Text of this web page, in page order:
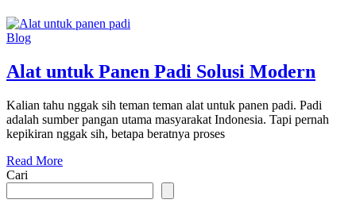
Blog
Alat untuk Panen Padi Solusi Modern
Kalian tahu nggak sih teman teman alat untuk panen padi. Padi
adalah sumber pangan utama masyarakat Indonesia. Tapi pernah
kepikiran nggak sih, betapa beratnya proses
Read More
Cari